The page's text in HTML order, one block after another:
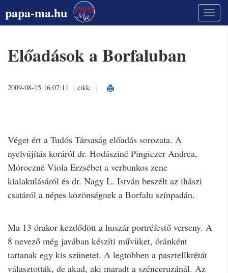
papa-ma.hu
Előadások a Borfaluban
2009-08-15 16:07:11 | cikk: |
Véget ért a Tudós Társaság előadás sorozata. A
nyelvújítás koráról dr. Hodásziné Pingiczer Andrea,
Móroczné Viola Erzsébet a verbunkos zene
kialakulásáról és dr. Nagy L. István beszélt az ihászi
csatáról a népes közönségnek a Borfalu színpadán.
Ma 13 órakor kezdődött a huszár portréfestő verseny. A
8 nevező még javában készíti művüket, óránként
tartanak egy kis szünetet. A legtöbben a pasztellkrétát
választották, de akad, aki maradt a szénceruzánál. Az